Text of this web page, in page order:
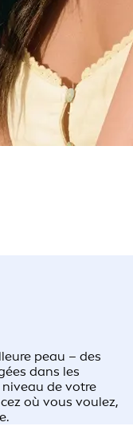
peau – des
dans les
de votre
où vous voulez,